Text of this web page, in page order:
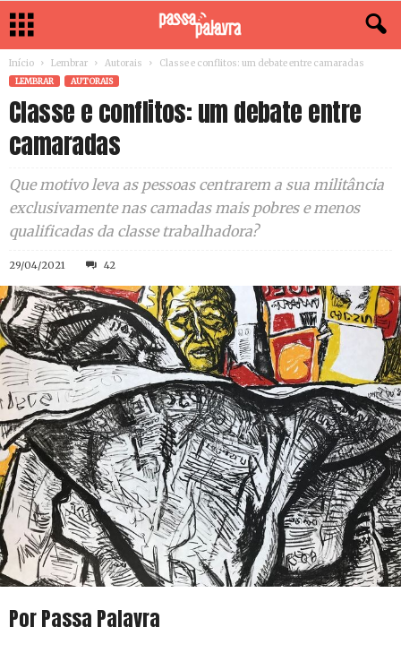
Início Lembrar Autorais Classe e conflitos: um debate entre camaradas
LEMBRAR AUTORAIS
Classe e conflitos: um debate entre
camaradas
Que motivo leva as pessoas centrarem a sua militância
exclusivamente nas camadas mais pobres e menos
qualificadas da classe trabalhadora?
29/04/2021 42
Por Passa Palavra